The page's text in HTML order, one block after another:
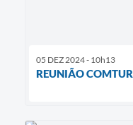
05 DEZ 2024 - 10h13
REUNIÃO COMTUR